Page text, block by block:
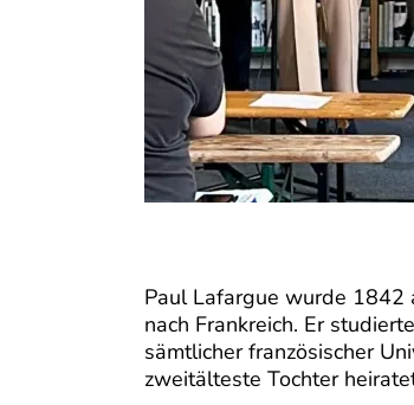
Paul Lafargue wurde 1842
nach Frankreich. Er
sämtlicher französischer
zweitälteste Tochter